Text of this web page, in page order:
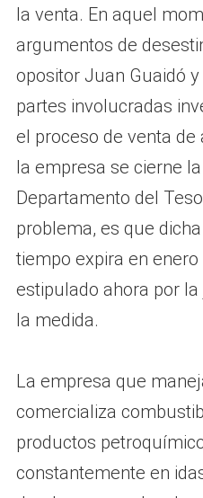
la venta. En aquel
argumentos de
opositor Juan Guaidó
partes involucradas
el proceso de venta
la empresa se cierne
Departamento del
problema, es que
tiempo expira en
estipulado ahora por
la medida.
La empresa que
comercializa
productos
constantemente en